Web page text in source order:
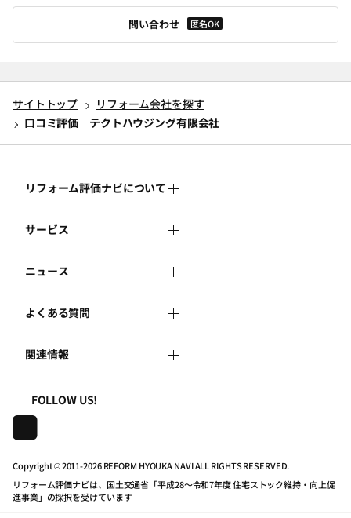
問い合わせ 匿名OK
サイトトップ
リフォーム会社を探す
口コミ評価 テクトハウジング有限会社
リフォーム評価ナビについて
リフォーム評価ナビとは
運営体制
はじめての方へ
事務局へのお問い合せ
地域の相談窓口のみなさまへ
住宅関連機関リンク集
サービス
リフォーム会社を探す
リフォーム事例を見る
リフォームを相談する
リフォームを学ぶ
マイページの活用
ニュース
新着情報
講習会・セミナー
連携機関・企業・団体トピックス
よくある質問
よくある質問
利用規約
プライバシーポリシー
動作推奨環境について
関連情報
一般財団法人住まいづくりナビセンター
株式会社日本建築住宅センター
FOLLOW US!
Copyright © 2011-2026 REFORM HYOUKA NAVI ALL RIGHTS RESERVED.
リフォーム評価ナビは、国土交通省「平成28～令和7年度 住宅ストック維持・向上促
進事業」の採択を受けています